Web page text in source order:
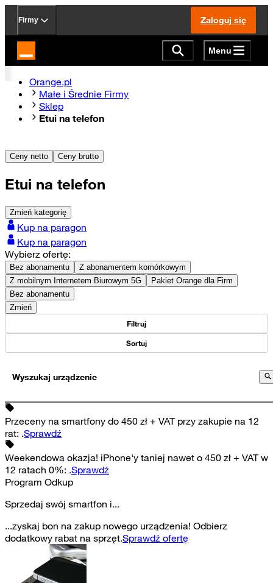
Firmy Zaloguj się
Strona główna Orange.pl Menu
Orange.pl
Małe i Średnie Firmy
Sklep
Etui na telefon
Ceny netto Ceny brutto
Etui na telefon
Zmień kategorię
Kup na paragon
Kup na paragon
Wybierz ofertę:
Bez abonamentu
Z abonamentem komórkowym
Z mobilnym Internetem Biurowym 5G
Pakiet Orange dla Firm
Bez abonamentu
Zmień
Filtruj
Sortuj
Wyszukaj urządzenie
Przeceny na smartfony do 450 zł + VAT przy zakupie na 12
rat: .Sprawdź
Weekendowa okazja! iPhone'y taniej nawet o 450 zł + VAT w
12 ratach 0%: .Sprawdź
Program Odkup
Sprzedaj swój smartfon i...
...zyskaj bon na zakup nowego urządzenia! Odbierz
dodatkowy rabat na sprzęt.Sprawdź ofertę